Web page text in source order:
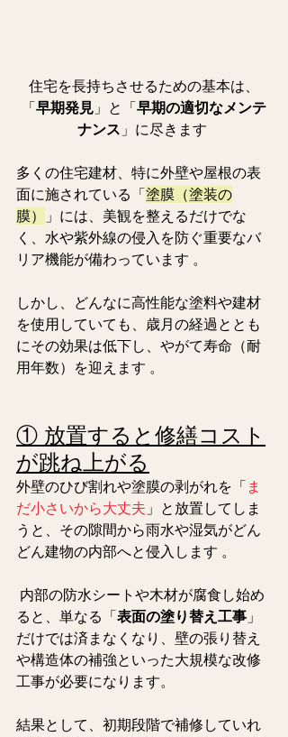
住宅を長持ちさせるための基本は、
「早期発見 」と「早期の適切なメンテ
ナンス 」に尽きます
多くの住宅建材、特に外壁や屋根の表
面に施されている「塗膜（塗装の
膜）
」には、美観を整えるだけでな
く、水や紫外線の侵入を防ぐ重要なバ
リア機能が備わっています 。
しかし、どんなに高性能な塗料や建材
を使用していても、歳月の経過ととも
にその効果は低下し、やがて寿命（耐
用年数）を迎えます 。
① 放置すると修繕コスト
が跳ね上がる
外壁のひび割れや塗膜の剥がれを「 ま
だ小さいから大丈夫 」と放置してしま
うと、その隙間から雨水や湿気がどん
どん建物の内部へと侵入します 。
ると、単なる「表面の塗り替え工事 」
だけでは済まなくなり、壁の張り替え
や構造体の補強といった大規模な改修
工事が必要になります。
結果として、初期段階で補修していれ